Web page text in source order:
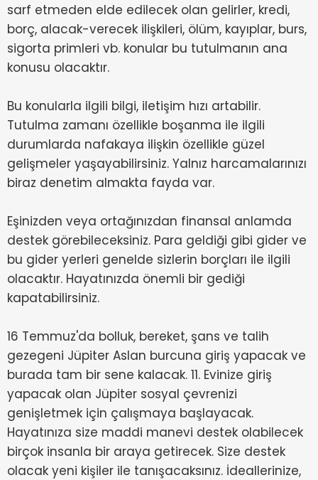
sarf etmeden elde edilecek olan gelirler, kredi,
borç, alacak-verecek ilişkileri, ölüm, kayıplar, burs,
sigorta primleri vb. konular bu tutulmanın ana
konusu olacaktır.
Bu konularla ilgili bilgi, iletişim hızı artabilir.
Tutulma zamanı özellikle boşanma ile ilgili
durumlarda nafakaya ilişkin özellikle güzel
gelişmeler yaşayabilirsiniz. Yalnız harcamalarınızı
biraz denetim almakta fayda var.
Eşinizden veya ortağınızdan finansal anlamda
destek görebileceksiniz. Para geldiği gibi gider ve
bu gider yerleri genelde sizlerin borçları ile ilgili
olacaktır. Hayatınızda önemli bir gediği
kapatabilirsiniz.
16 Temmuz'da bolluk, bereket, şans ve talih
gezegeni Jüpiter Aslan burcuna giriş yapacak ve
burada tam bir sene kalacak. 11. Evinize giriş
yapacak olan Jüpiter sosyal çevrenizi
genişletmek için çalışmaya başlayacak.
Hayatınıza size maddi manevi destek olabilecek
birçok insanla bir araya getirecek. Size destek
olacak yeni kişiler ile tanışacaksınız. İdeallerinize,